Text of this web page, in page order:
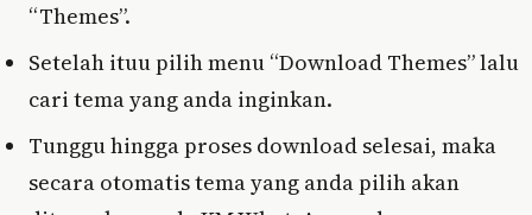
“Themes”.
Setelah ituu pilih menu “Download Themes” lalu
cari tema yang anda inginkan.
Tunggu hingga proses download selesai, maka
secara otomatis tema yang anda pilih akan